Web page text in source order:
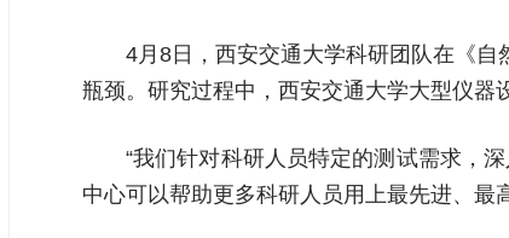
4月8日，西安交通大学科研团队在《
瓶颈。研究过程中，西安交通大学大型仪器
“我们针对科研人员特定的测试需求，
中心可以帮助更多科研人员用上最先进、最